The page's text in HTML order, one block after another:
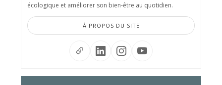
écologique et améliorer son bien-être au quotidien.
À PROPOS DU SITE